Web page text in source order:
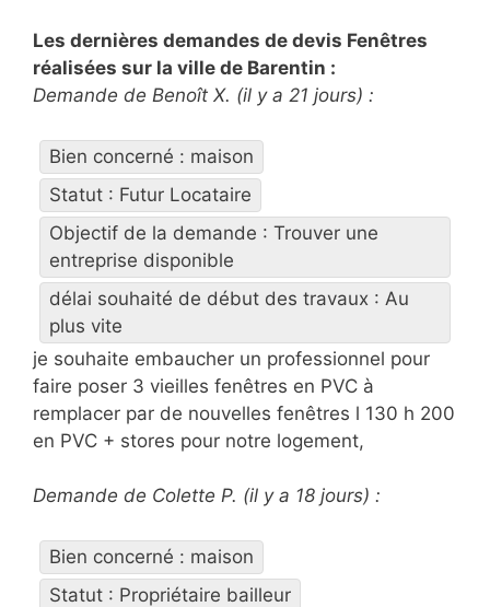
Les dernières demandes de devis Fenêtres
réalisées sur la ville de Barentin :
Demande de Benoît X. (il y a 21 jours) :
Bien concerné : maison
Statut : Futur Locataire
Objectif de la demande : Trouver une
entreprise disponible
délai souhaité de début des travaux : Au
plus vite
je souhaite embaucher un professionnel pour
faire poser 3 vieilles fenêtres en PVC à
remplacer par de nouvelles fenêtres l 130 h 200
en PVC + stores pour notre logement,
Demande de Colette P. (il y a 18 jours) :
Bien concerné : maison
Statut : Propriétaire bailleur